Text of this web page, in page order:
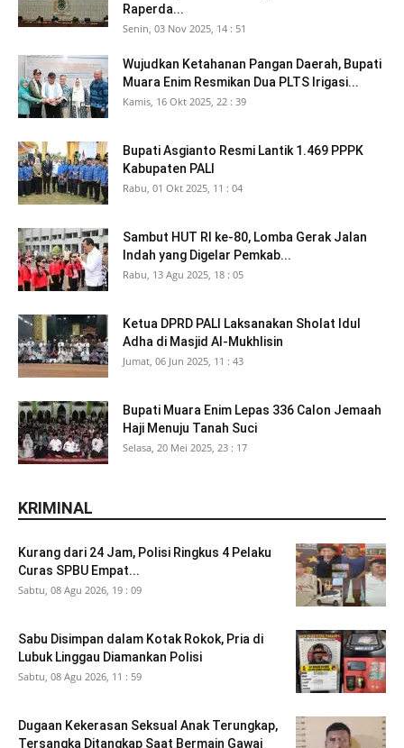
Raperda...
Senin, 03 Nov 2025, 14 : 51
Wujudkan Ketahanan Pangan Daerah, Bupati
Muara Enim Resmikan Dua PLTS Irigasi...
Kamis, 16 Okt 2025, 22 : 39
Bupati Asgianto Resmi Lantik 1.469 PPPK
Kabupaten PALI
Rabu, 01 Okt 2025, 11 : 04
Sambut HUT RI ke-80, Lomba Gerak Jalan
Indah yang Digelar Pemkab...
Rabu, 13 Agu 2025, 18 : 05
Ketua DPRD PALI Laksanakan Sholat Idul
Adha di Masjid Al-Mukhlisin
Jumat, 06 Jun 2025, 11 : 43
Bupati Muara Enim Lepas 336 Calon Jemaah
Haji Menuju Tanah Suci
Selasa, 20 Mei 2025, 23 : 17
KRIMINAL
Kurang dari 24 Jam, Polisi Ringkus 4 Pelaku
Curas SPBU Empat...
Sabtu, 08 Agu 2026, 19 : 09
Sabu Disimpan dalam Kotak Rokok, Pria di
Lubuk Linggau Diamankan Polisi
Sabtu, 08 Agu 2026, 11 : 59
Dugaan Kekerasan Seksual Anak Terungkap,
Tersangka Ditangkap Saat Bermain Gawai